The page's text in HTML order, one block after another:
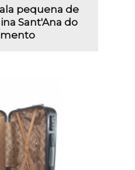
pequena de
Sant'Ana do